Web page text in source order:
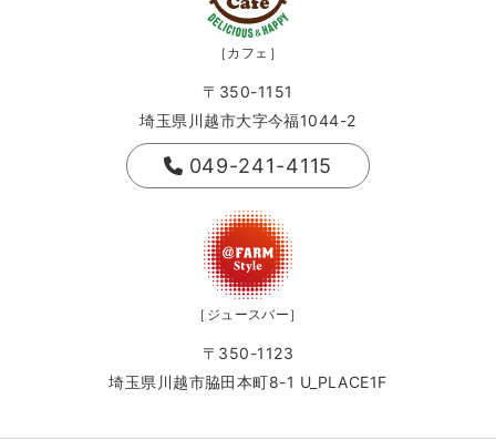
［カフェ］
〒350-1151
埼玉県川越市大字今福1044-2
049-241-4115
［ジュースバー］
〒350-1123
埼玉県川越市脇田本町8-1 U_PLACE1F